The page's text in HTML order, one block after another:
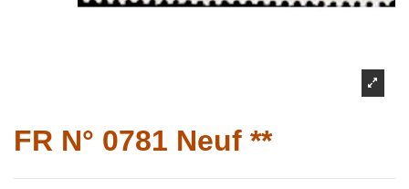
FR N° 0781 Neuf **